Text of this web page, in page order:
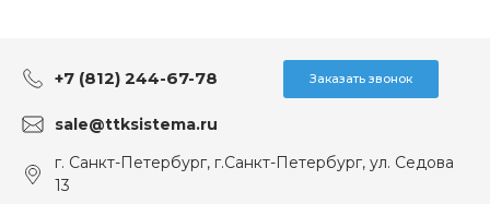
+7 (812) 244-67-78 Заказать звонок
sale@ttksistema.ru
г. Санкт-Петербург, г.Санкт-Петербург, ул. Седова
13